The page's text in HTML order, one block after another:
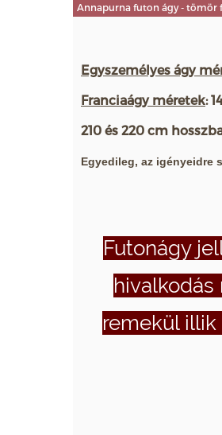
Annapurna futon ágy - tömör
Egyszemélyes ágy
Franciaágy méretek:
210 és 220 cm
Egyedileg, az igényeidre
Futonágy
remekül